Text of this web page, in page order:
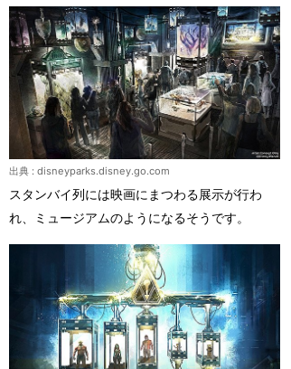
出典 : disneyparks.disney.go.com
スタンバイ列には映画にまつわる展示が行わ
れ、ミュージアムのようになるそうです。